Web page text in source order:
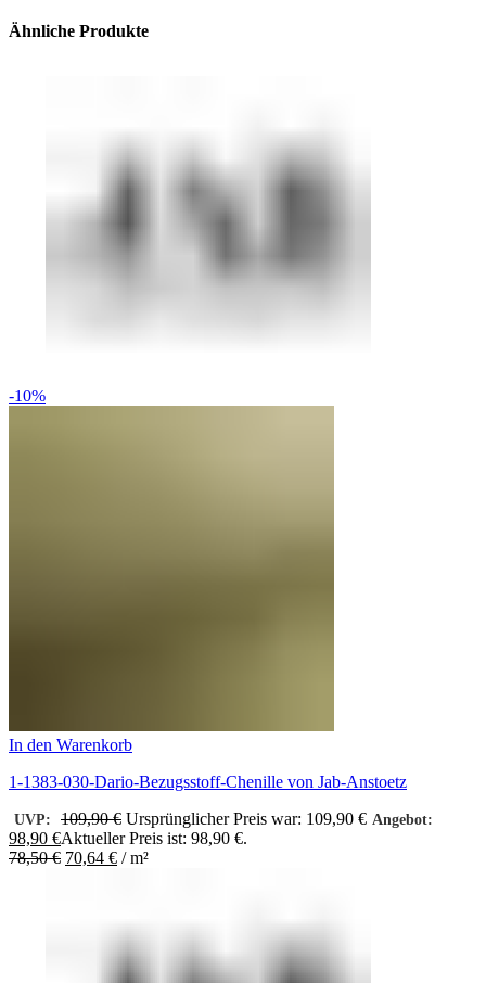
Ähnliche Produkte
-10%
In den Warenkorb
1-1383-030-Dario-Bezugsstoff-Chenille von Jab-Anstoetz
UVP: 109,90€ Ursprünglicher Preis war: 109,90 € Angebot:
98,90 €Aktueller Preis ist: 98,90 €.
78,50€ 70,64 € /m²